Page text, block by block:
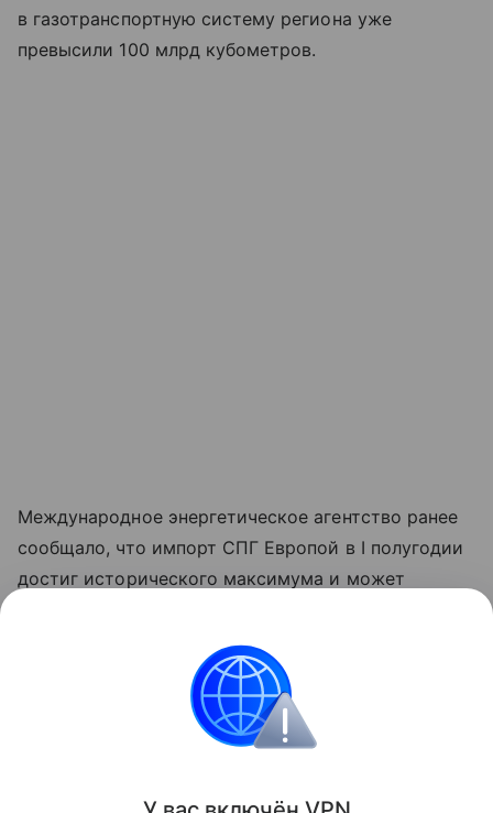
в газотранспортную систему региона уже
превысили 100 млрд кубометров.
Международное энергетическое агентство ранее
сообщало, что импорт СПГ Европой в I полугодии
достиг исторического максимума и может
«Данная информация носит исключительно
информационный (ознакомительный) характер
и не является индивидуальной инвестиционной